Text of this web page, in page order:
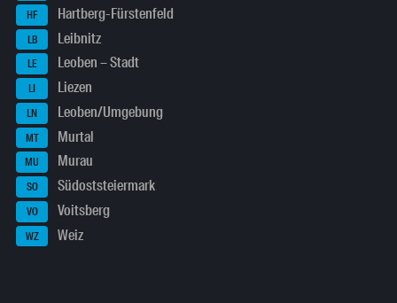
HF Hartberg-Fürstenfeld
LB Leibnitz
LE Leoben – Stadt
LI Liezen
LN Leoben/Umgebung
MT Murtal
MU Murau
SO Südoststeiermark
VO Voitsberg
WZ Weiz